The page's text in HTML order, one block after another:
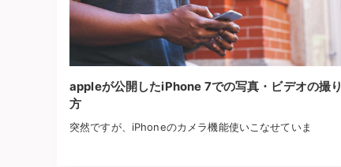
appleが公開したiPhone 7での写真・ビデオの撮り
方
突然ですが、iPhoneのカメラ機能使いこなせていま